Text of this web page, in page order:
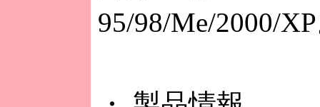
95/98/Me/2000/